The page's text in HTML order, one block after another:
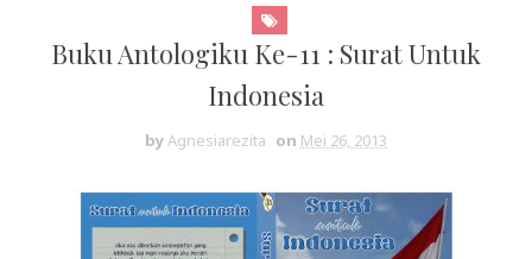
Buku Antologiku Ke-11 : Surat Untuk
Indonesia
byAgnesiarezita on Mei 26, 2013